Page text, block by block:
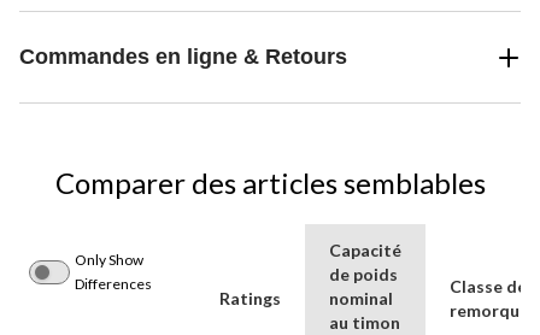
Commandes en ligne & Retours
Comparer des articles semblables
Only Show
Differences
Ratings
Capacité
de poids
nominal
au timon
Classe de
remorque